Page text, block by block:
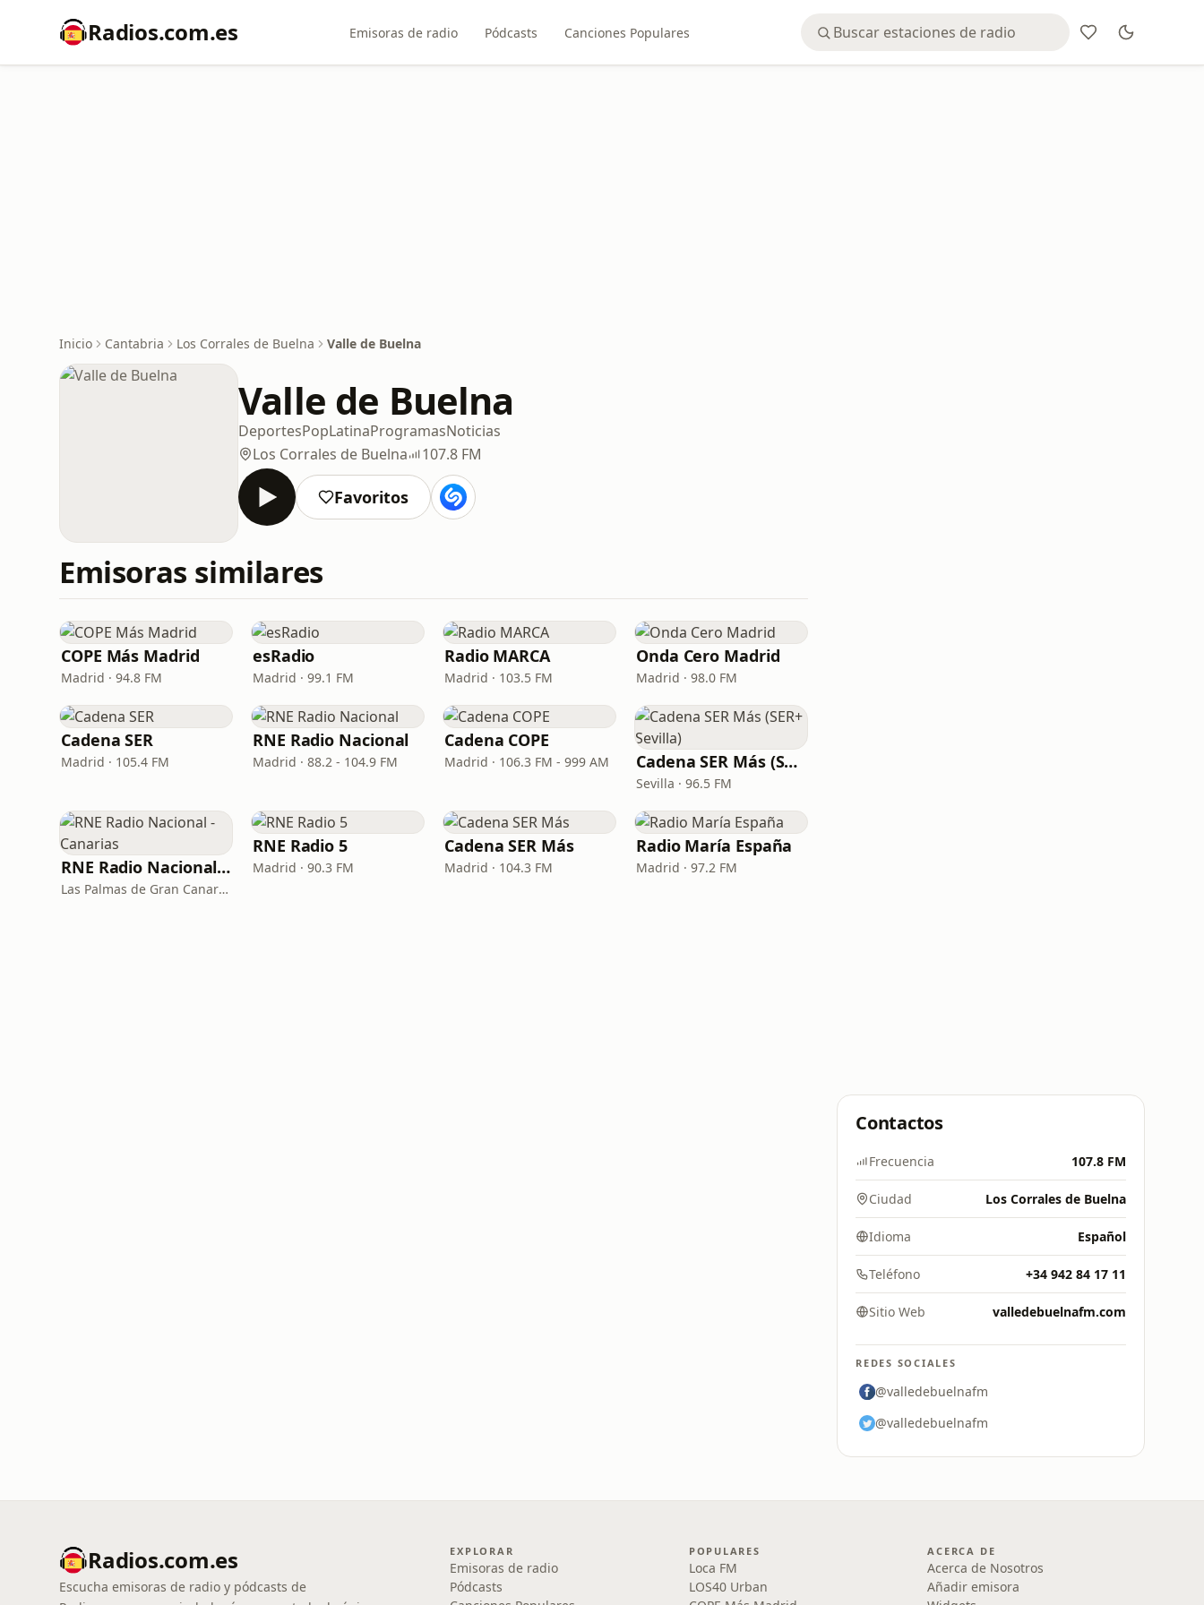
Radios.com.es Emisoras de radio Pódcasts Canciones Populares
Inicio Cantabria Los Corrales de Buelna Valle de Buelna
Valle de Buelna
DeportesPopLatinaProgramasNoticias
Los Corrales de Buelna
107.8 FM
Favoritos
Emisoras similares
COPE Más Madrid
Madrid · 94.8 FM
esRadio
Madrid · 99.1 FM
Radio MARCA
Madrid · 103.5 FM
Onda Cero Madrid
Madrid · 98.0 FM
Cadena SER
Madrid · 105.4 FM
RNE Radio Nacional
Madrid · 88.2 - 104.9 FM
Cadena COPE
Madrid · 106.3 FM - 999 AM Cadena SER Más (SER+ Sevilla)
Sevilla · 96.5 FM
RNE Radio Nacional - Canarias
Las Palmas de Gran Canaria · 92.8 FM
RNE Radio 5
Madrid · 90.3 FM
Cadena SER Más
Madrid · 104.3 FM
Radio María España
Madrid · 97.2 FM
Contactos
Frecuencia 107.8 FM
Ciudad Los Corrales de Buelna
Idioma Español
Teléfono +34 942 84 17 11
Sitio Web valledebuelnafm.com
REDES SOCIALES
@valledebuelnafm
@valledebuelnafm
Radios.com.es
Escucha emisoras de radio y pódcasts de
EXPLORAR
Emisoras de radio
Pódcasts
POPULARES
Loca FM
LOS40 Urban
ACERCA DE
Acerca de Nosotros
Añadir emisora